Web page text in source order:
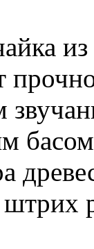
штрих